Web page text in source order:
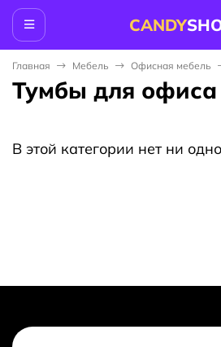
CANDY
Главная Мебель Офисная мебель
Тумбы для офиса
В этой категории нет ни